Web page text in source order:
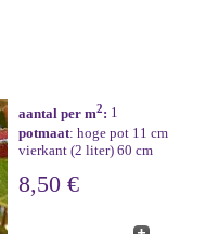
aantal per m2: 1
potmaat: hoge pot 11 cm
vierkant (2 liter) 60 cm
8,50 €